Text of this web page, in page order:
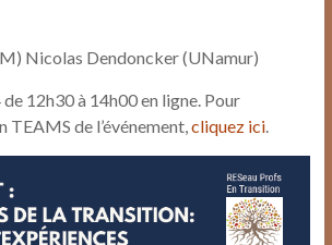
Nicolas Dendoncker (UNamur)
12h30 à 14h00 en ligne. Pour
TEAMS de l’événement,cliquez ici.